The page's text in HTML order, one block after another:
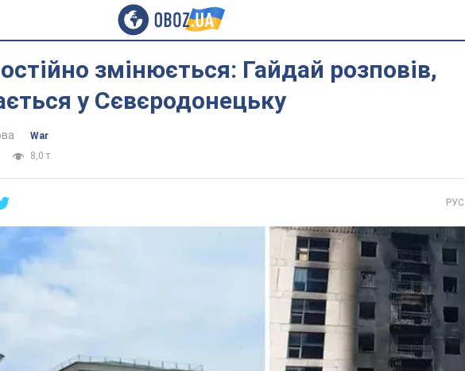
змінюється: Гайдай розповів,
у Сєвєродонецьку
War
8,0 т.
РУС